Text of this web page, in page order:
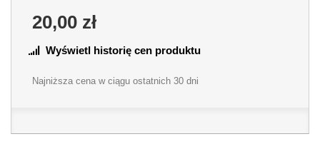
20,00 zł
Wyświetl historię cen produktu
Najniższa cena w ciągu ostatnich 30 dni